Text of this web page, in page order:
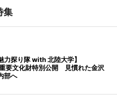
集
力探り隊 with 北陸大学】
文化財特別公開 見慣れた金沢
部へ